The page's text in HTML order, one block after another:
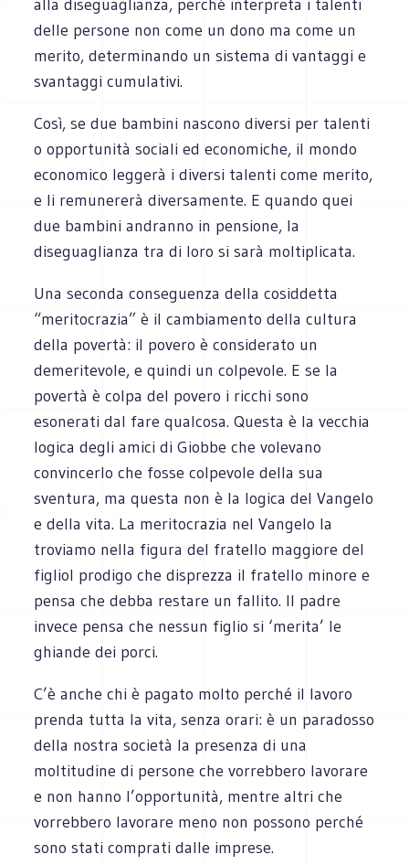
alla diseguaglianza, perché interpreta i talenti
delle persone non come un dono ma come un
merito, determinando un sistema di vantaggi e
svantaggi cumulativi.
Così, se due bambini nascono diversi per talenti
o opportunità sociali ed economiche, il mondo
economico leggerà i diversi talenti come merito,
e li remunererà diversamente. E quando quei
due bambini andranno in pensione, la
diseguaglianza tra di loro si sarà moltiplicata.
Una seconda conseguenza della cosiddetta
“meritocrazia” è il cambiamento della cultura
della povertà: il povero è considerato un
demeritevole, e quindi un colpevole. E se la
povertà è colpa del povero i ricchi sono
esonerati dal fare qualcosa. Questa è la vecchia
logica degli amici di Giobbe che volevano
convincerlo che fosse colpevole della sua
sventura, ma questa non è la logica del Vangelo
e della vita. La meritocrazia nel Vangelo la
troviamo nella figura del fratello maggiore del
figliol prodigo che disprezza il fratello minore e
pensa che debba restare un fallito. Il padre
invece pensa che nessun figlio si ‘merita’ le
ghiande dei porci.
C’è anche chi è pagato molto perché il lavoro
prenda tutta la vita, senza orari: è un paradosso
della nostra società la presenza di una
moltitudine di persone che vorrebbero lavorare
e non hanno l’opportunità, mentre altri che
vorrebbero lavorare meno non possono perché
sono stati comprati dalle imprese.